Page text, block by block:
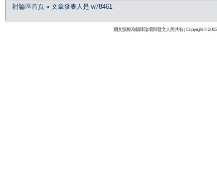
討論區首頁 » 文章發表人是 w78461
圖文版權為貓咪論壇與發文人所共有 | Copyright ©